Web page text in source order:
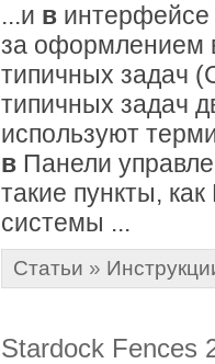
...и в
за оформлением
типичных задач
типичных задач
используют
в Панели
такие пункты,
системы ...
Статьи »
Stardock Fences